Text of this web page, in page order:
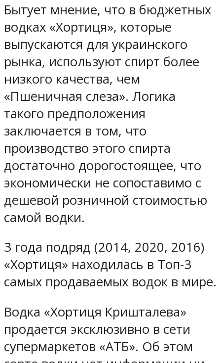
Бытует мнение, что в бюджетных
водках «Хортиця», которые
выпускаются для украинского
рынка, используют спирт более
низкого качества, чем
«Пшеничная слеза». Логика
такого предположения
заключается в том, что
производство этого спирта
достаточно дорогостоящее, что
экономически не сопоставимо с
дешевой розничной стоимостью
самой водки.
3 года подряд (2014, 2020, 2016)
«Хортиця» находилась в Топ-3
самых продаваемых водок в мире.
Водка «Хортиця Кришталева»
продается эксклюзивно в сети
супермаркетов «АТБ». Об этом